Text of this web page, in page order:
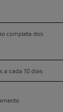
completa dos
a cada 10 dias